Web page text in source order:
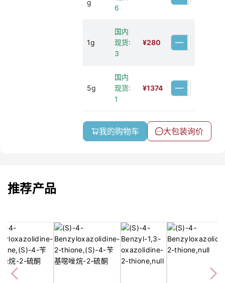
g
6
1g
国内
现货:
3
¥280
5g
国内
现货:
1
¥1374
我的购物车 大包装询价
推荐产品